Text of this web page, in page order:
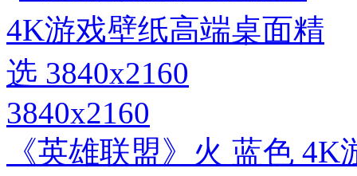
3840x2160
《英雄联盟》火 蓝色